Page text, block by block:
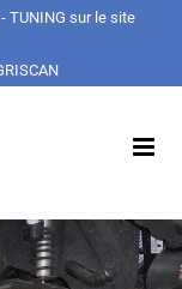
TUNING sur le site